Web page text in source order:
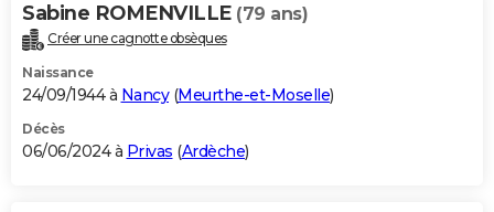
Alimentation
Guide de la santé
Maladies
Médicaments
Sommeil
VOYAGE
Destinations
City break
Voyage nature
Voyage de noces
Forum
Climat
+PHOTO
GUIDES D'ACHAT
BONS PLANS
Sabine ROMENVILLE (79 ans)
Créer une cagnotte obsèques
Naissance
24/09/1944 à Nancy(Meurthe-et-Moselle)
Décès
06/06/2024 à Privas (Ardèche)